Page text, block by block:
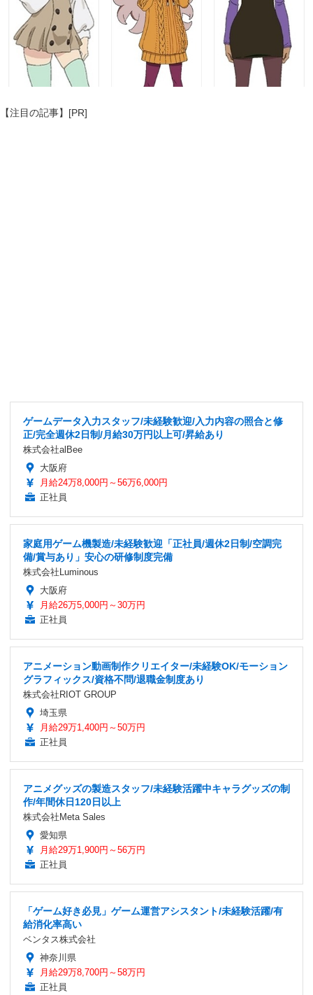
【注目の記事】[PR]
ゲームデータ入力スタッフ/未経験歓迎/入力内容の照合と修
正/完全週休2日制/月給30万円以上可/昇給あり
株式会社alBee
大阪府
月給24万8,000円～56万6,000円
正社員
家庭用ゲーム機製造/未経験歓迎「正社員/週休2日制/空調完
備/賞与あり」安心の研修制度完備
株式会社Luminous
大阪府
月給26万5,000円～30万円
正社員
アニメーション動画制作クリエイター/未経験OK/モーション
グラフィックス/資格不問/退職金制度あり
株式会社RIOT GROUP
埼玉県
月給29万1,400円～50万円
正社員
アニメグッズの製造スタッフ/未経験活躍中キャラグッズの制
作/年間休日120日以上
株式会社Meta Sales
愛知県
月給29万1,900円～56万円
正社員
「ゲーム好き必見」ゲーム運営アシスタント/未経験活躍/有
給消化率高い
ベンタス株式会社
神奈川県
月給29万8,700円～58万円
正社員